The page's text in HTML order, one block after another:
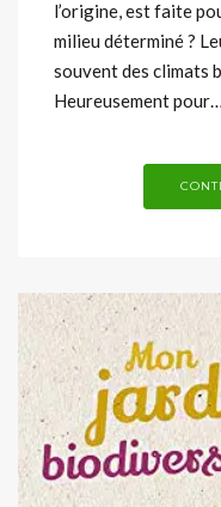
l’origine, est faite
milieu déterminé ?
souvent des climats
Heureusement pour…